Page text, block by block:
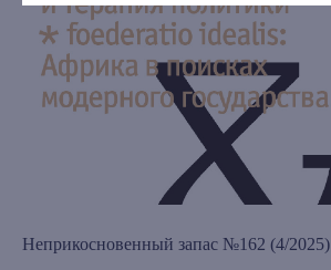
Неприкосновенный запас №162 (4/2025)
Контакты
+7 (921) 636-19-84
bartleby.sales@gmail.com
Ищу книгу